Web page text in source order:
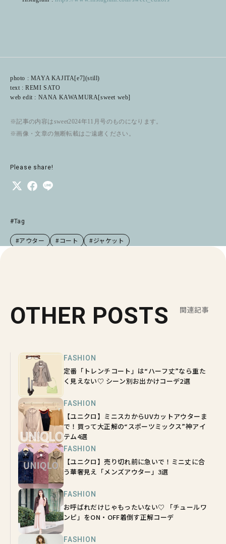
photo : MAYA KAJITA[e7](still)
text : REMI SATO
web edit : NANA KAWAMURA[sweet web]
※記事の内容はsweet2024年11月号のものになります。
※画像・文章の無断転載はご遠慮ください。
Please share!
#Tag
#アウター #コート #ジャケット
OTHER POSTS 関連記事
FASHION
定番「トレンチコート」は“ハーフ丈”なら重た
く見えない♡ シーン別お出かけコーデ2選
FASHION
【ユニクロ】ミニスカからUVカットアウターま
で！買って大正解の“スポーツミックス”神アイ
テム4選
FASHION
【ユニクロ】売り切れ前に急いで！ミニ丈に合
う華奢見え「メンズアウター」3選
FASHION
お呼ばれだけじゃもったいない♡ 「チュールワ
ンピ」をON・OFF着倒す正解コーデ
FASHION